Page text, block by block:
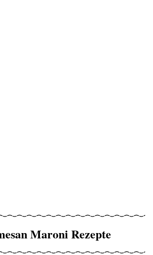
Maroni Rezepte